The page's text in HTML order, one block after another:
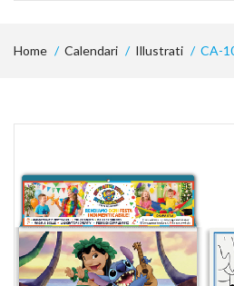
Home Calendari Illustrati CA-